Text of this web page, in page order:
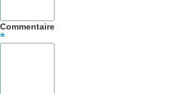
Astuces
Commentaire